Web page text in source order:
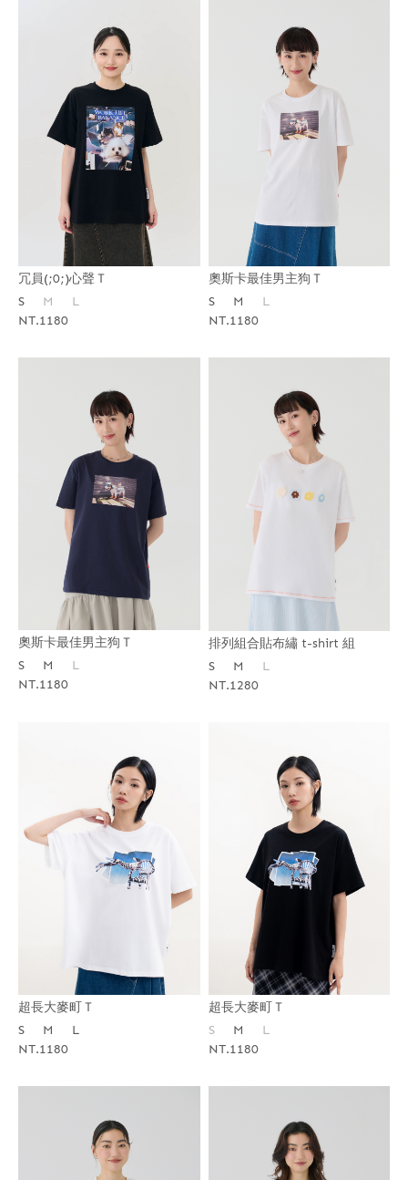
冗員(;0;)心聲Ｔ
S
M
L
NT.1180
奧斯卡最佳男主狗Ｔ
S
M
L
NT.1180
奧斯卡最佳男主狗Ｔ
S
M
L
NT.1180
排列組合貼布繡 t-shirt 組
S
M
L
NT.1280
超長大麥町Ｔ
S
M
L
NT.1180
超長大麥町Ｔ
S
M
L
NT.1180